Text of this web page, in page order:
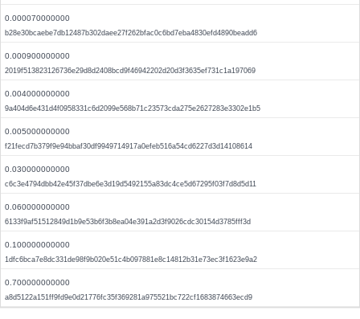
0.000070000000
b28e30bcaebe7db12487b302daee27f262bfac0c6bd7eba4830efd4890beadd6
0.000900000000
2019f513823126736e29d8d2408bcd9f46942202d20d3f3635ef731c1a197069
0.004000000000
9a404d6e431d4f0958331c6d2099e568b71c23573cda275e2627283e3302e1b5
0.005000000000
f21fecd7b379f9e94bbaf30df9949714917a0efeb516a54cd6227d3d14108614
0.030000000000
c6c3e4794dbb42e45f37dbe6e3d19d5492155a83dc4ce5d67295f03f7d8d5d11
0.060000000000
6133f9af51512849d1b9e53b6f3b8ea04e391a2d3f9026cdc30154d3785fff3d
0.100000000000
1dfc6bca7e8dc331de98f9b020e51c4b097881e8c14812b31e73ec3f1623e9a2
0.700000000000
a8d5122a151ff9fd9e0d21776fc35f369281a975521bc722cf1683874663ecd9